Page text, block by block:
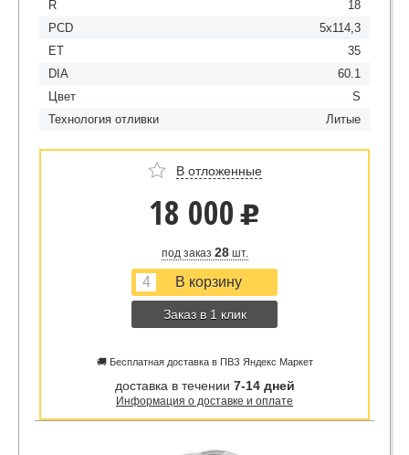
R
18
PCD
5x114,3
ET
35
DIA
60.1
Цвет
S
Технология отливки
Литые
В отложенные
18 000 u
под заказ 28шт.
Заказ в 1 клик
🚚 Бесплатная доставка в ПВЗ Яндекс Маркет
доставка в течении 7-14 дней
Информация о доставке и оплате